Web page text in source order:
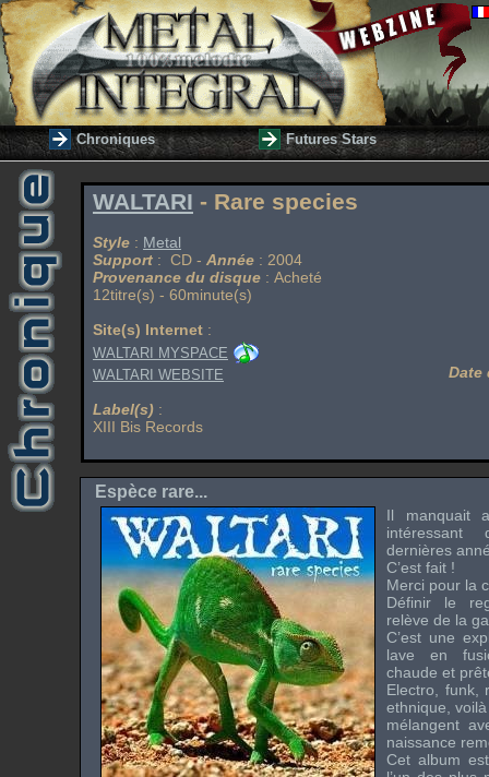
Chroniques Futures Stars
WALTARI - Rare species
Style : Metal
Support : CD - Année : 2004
Provenance du disque : Acheté
12titre(s) - 60minute(s)
Site(s) Internet :
WALTARI MYSPACE
WALTARI WEBSITE
Label(s) :
XIII Bis Records
Date
Espèce rare...
Il manquait
dernières
C’est fait !
Merci pour la
Définir le
relève de la
C’est une
lave en
chaude et
Electro
funk,
ethnique,
mélangent
naissance
Cet album